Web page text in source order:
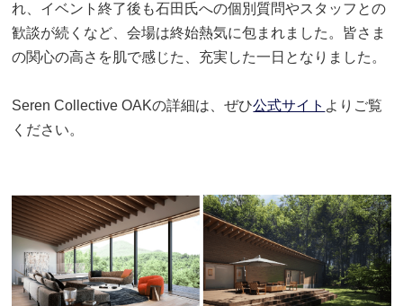
れ、イベント終了後も石田氏への個別質問やスタッフとの
歓談が続くなど、会場は終始熱気に包まれました。皆さま
の関心の高さを肌で感じた、充実した一日となりました。
Seren Collective OAKの詳細は、ぜひ公式サイト よりご覧
ください。